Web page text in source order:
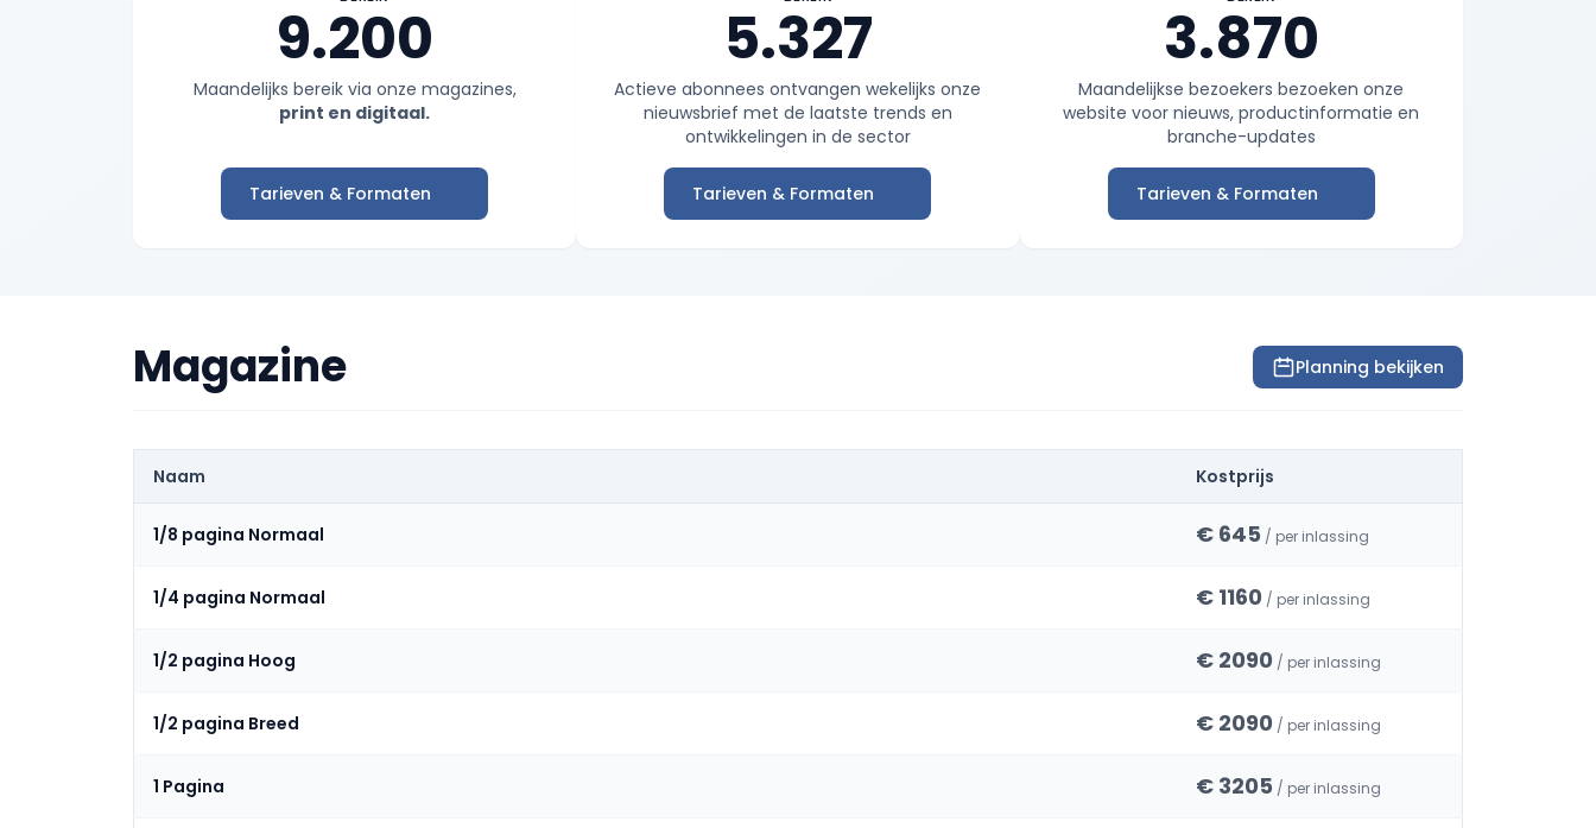
9.200
Maandelijks bereik via onze magazines,
print en digitaal.
Tarieven & Formaten
5.327
Actieve abonnees ontvangen wekelijks onze
nieuwsbrief met de laatste trends en
ontwikkelingen in de sector
Tarieven & Formaten
3.870
Maandelijkse bezoekers bezoeken onze
website voor nieuws, productinformatie en
branche-updates
Tarieven & Formaten
Magazine Planning bekijken
Naam Kostprijs
1/8 pagina Normaal € 645 / per inlassing
1/4 pagina Normaal € 1160 / per inlassing
1/2 pagina Hoog € 2090 / per inlassing
1/2 pagina Breed € 2090 / per inlassing
1 Pagina € 3205 / per inlassing